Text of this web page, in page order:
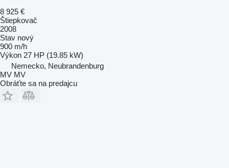
8 925 €
Štiepkovač
2008
Stav nový
900 m/h
Výkon 27 HP (19.85 kW)
Nemecko, Neubrandenburg
MV MV
Obráťte sa na predajcu